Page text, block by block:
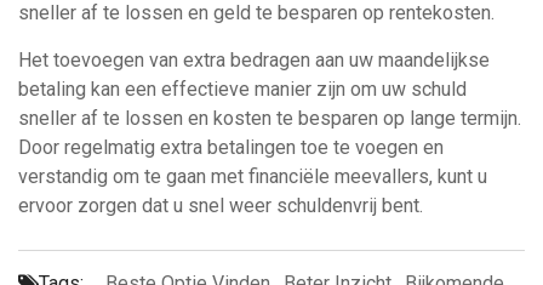
sneller af te lossen en geld te besparen op rentekosten.
Het toevoegen van extra bedragen aan uw maandelijkse
betaling kan een effectieve manier zijn om uw schuld
sneller af te lossen en kosten te besparen op lange termijn.
Door regelmatig extra betalingen toe te voegen en
verstandig om te gaan met financiële meevallers, kunt u
ervoor zorgen dat u snel weer schuldenvrij bent.